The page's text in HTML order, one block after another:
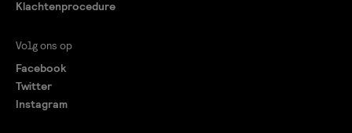
Klachtenprocedure
Volg ons op
Facebook
Twitter
Instagram